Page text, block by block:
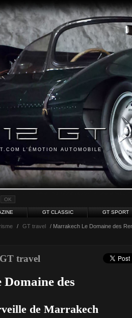
L'ÉMOTION AUTOMOBILE
GT CLASSIC GT SPORT
/ GT travel / Marrakech Le Domaine des
GT travel
des
de Marrakech